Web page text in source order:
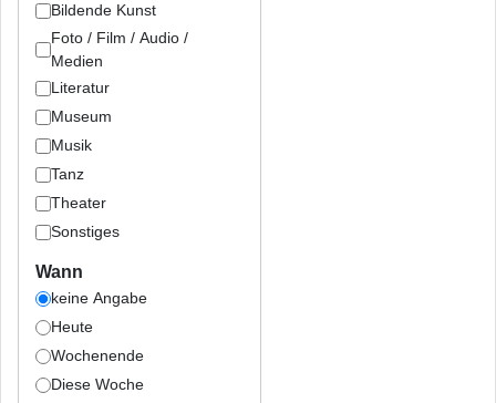
Bildende Kunst
Foto / Film / Audio /
Medien
Literatur
Museum
Musik
Tanz
Theater
Sonstiges
Wann
keine Angabe
Heute
Wochenende
Diese Woche